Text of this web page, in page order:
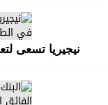
نيجيريا تسعى